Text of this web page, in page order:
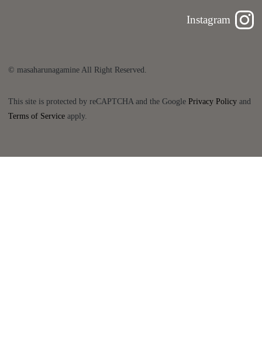
Instagram
© masaharunagamine All Right Reserved.
This site is protected by reCAPTCHA and the GooglePrivacy Policy and
Terms of Service apply.